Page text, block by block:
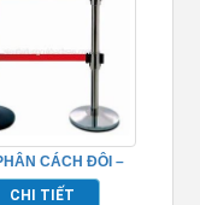
CÁCH ĐÔI –
TP692033
CHI TIẾT